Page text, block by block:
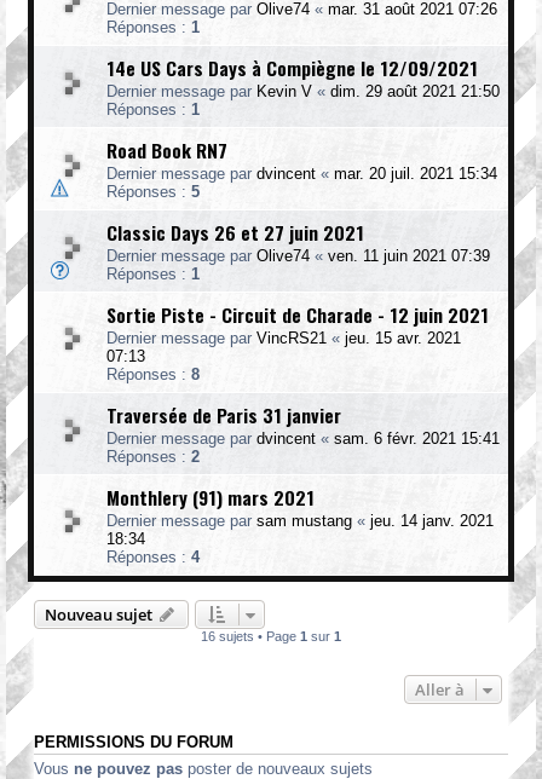
Dernier message par Olive74 « mar. 31 août 2021 07:26
Réponses : 1
14e US Cars Days à Compiègne le 12/09/2021
Dernier message par Kevin V « dim. 29 août 2021 21:50
Réponses : 1
Road Book RN7
Dernier message par dvincent « mar. 20 juil. 2021 15:34
Réponses : 5
Classic Days 26 et 27 juin 2021
Dernier message par Olive74 « ven. 11 juin 2021 07:39
Réponses : 1
Sortie Piste - Circuit de Charade - 12 juin 2021
Dernier message par VincRS21 « jeu. 15 avr. 2021
07:13
Réponses : 8
Traversée de Paris 31 janvier
Dernier message par dvincent « sam. 6 févr. 2021 15:41
Réponses : 2
Monthlery (91) mars 2021
Dernier message par sam mustang « jeu. 14 janv. 2021
18:34
Réponses : 4
Nouveau sujet
16 sujets • Page 1 sur 1
Aller à
PERMISSIONS DU FORUM
Vous ne pouvez pas poster de nouveaux sujets